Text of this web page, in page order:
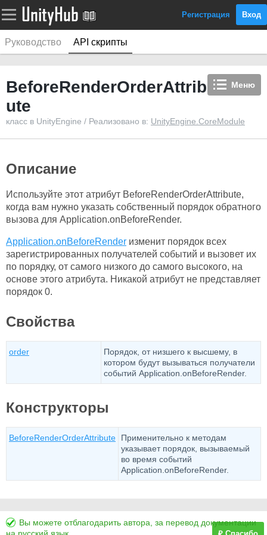
Регистрация Вход
Руководство API скрипты
Меню
BeforeRenderOrderAttrib
ute
класс в UnityEngine / Реализовано в: UnityEngine.CoreModule
Описание
Используйте этот атрибут BeforeRenderOrderAttribute,
когда вам нужно указать собственный порядок обратного
вызова для Application.onBeforeRender.
Application.onBeforeRender изменит порядок всех
зарегистрированных получателей событий и вызовет их
по порядку, от самого низкого до самого высокого, на
основе этого атрибута. Никакой атрибут не представляет
порядок 0.
Свойства
order
Порядок, от низшего к высшему, в
котором будут вызываться получатели
событий Application.onBeforeRender.
Конструкторы
BeforeRenderOrderAttribute
Применительно к методам
указывает порядок, вызываемый
во время событий
Application.onBeforeRender.
Вы можете отблагодарить автора, за перевод документации